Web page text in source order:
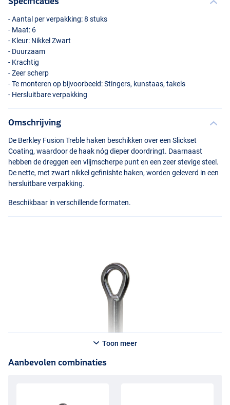
- Aantal per verpakking: 8 stuks
- Maat: 6
- Kleur: Nikkel Zwart
- Duurzaam
- Krachtig
- Zeer scherp
- Te monteren op bijvoorbeeld: Stingers, kunstaas, takels
- Hersluitbare verpakking
Omschrijving
De Berkley Fusion Treble haken beschikken over een Slickset
Coating, waardoor de haak nóg dieper doordringt. Daarnaast
hebben de dreggen een vlijmscherpe punt en een zeer stevige steel.
De nette, met zwart nikkel gefinishte haken, worden geleverd in een
hersluitbare verpakking.
Beschikbaar in verschillende formaten.
Toon meer
Aanbevolen combinaties